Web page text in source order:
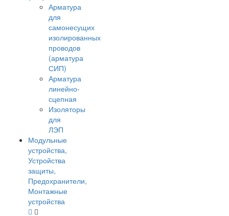
Арматура
для
самонесущих
изолированных
проводов
(арматура
СИП)
Арматура
линейно-
сцепная
Изоляторы
для
ЛЭП
Модульные
устройства,
Устройства
защиты,
Предохранители,
Монтажные
устройства